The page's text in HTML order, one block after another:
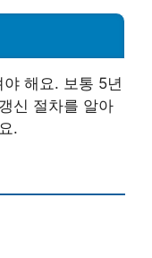
해요. 보통 5년
신 절차를 알아
.